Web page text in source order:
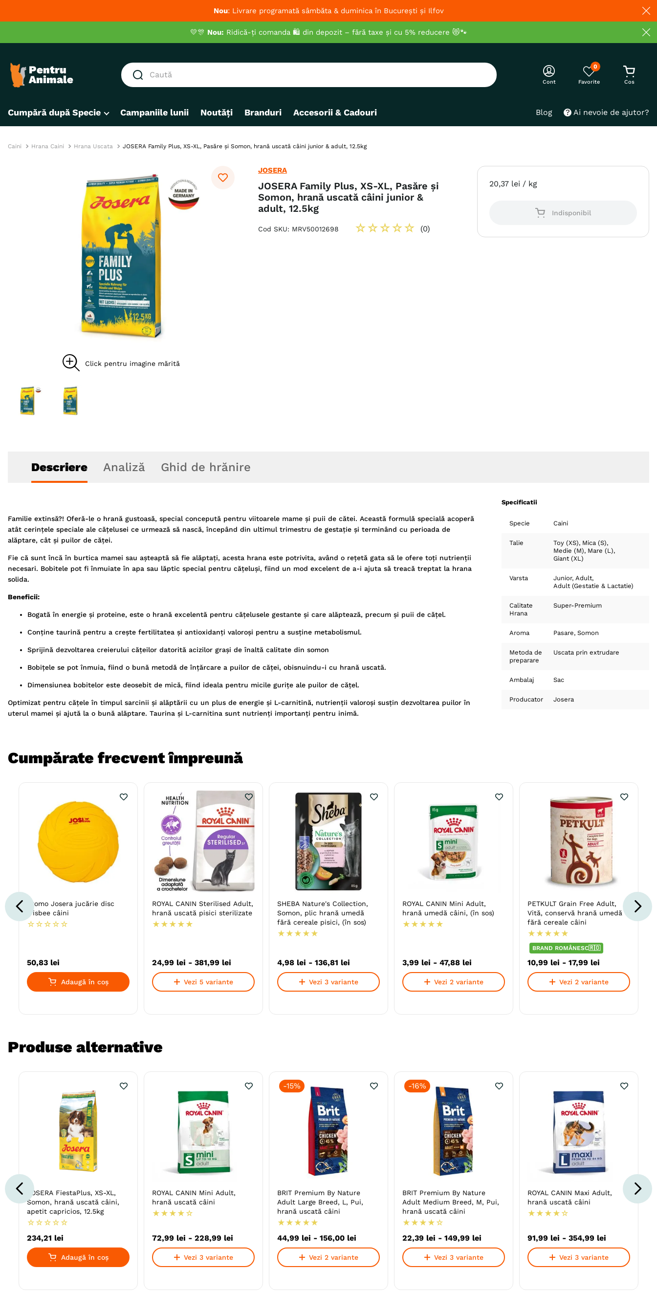
Nou: Livrare programată sâmbăta & duminica în București și Ilfov
💛🎊 Nou: Ridică-ți comanda 🛍️ din depozit – fără taxe și cu 5% reducere 😻🐾
Caută
1. hrana umeda pisici
3. hrana uscata pisici
5. brit
6. hrana uscata câini
hypoallergenic
8
acana
recompense caini
Cont
0
Cumpără după Specie Campaniile lunii Noutăți Branduri Accesorii & Cadouri Blog Ai nevoie de ajutor?
Caini Hrana Caini Hrana Uscata JOSERA Family Plus, XS-XL, Pasăre și Somon, hrană uscată câini junior & adult, 12.5kg
JOSERA
JOSERA Family Plus, XS-XL, Pasăre și
Somon, hrană uscată câini junior &
adult, 12.5kg
Cod SKU: MRV50012698 ☆☆☆☆☆ (0)
20,37 lei / kg
Indisponibil
Descriere Analiză Ghid de hrănire
Familie extinsă?! Oferă-le o hrană gustoasă, special concepută pentru viitoarele mame și puii de cătei. Această formulă specială acoperă
atât cerințele speciale ale cățelusei ce urmează să nască, începând din ultimul trimestru de gestație și terminând cu perioada de
alăptare, cât și puilor de căței.
Fie că sunt încă în burtica mamei sau așteaptă să fie alăptați, acesta hrana este potrivita, având o rețetă gata să le ofere toți nutrienții
necesari. Bobitele pot fi înmuiate în apa sau lăptic special pentru cățeluși, fiind un mod excelent de a-i ajuta să treacă treptat la hrana
solida.
Beneficii:
Bogată în energie și proteine, este o hrană excelentă pentru cățelusele gestante și care alăptează, precum și puii de cățel.
Conține taurină pentru a crește fertilitatea și antioxidanți valoroși pentru a susține metabolismul.
Sprijină dezvoltarea creierului cățeilor datorită acizilor grași de înaltă calitate din somon
Bobițele se pot înmuia, fiind o bună metodă de înțărcare a puilor de căței, obisnuindu-i cu hrană uscată.
Dimensiunea bobitelor este deosebit de mică, fiind ideala pentru micile gurițe ale puilor de cățel.
Optimizat pentru cățele în timpul sarcinii și alăptării cu un plus de energie și L-carnitină, nutrienții valoroși susțin dezvoltarea puilor în
uterul mamei și ajută la o bună alăptare. Taurina și L-carnitina sunt nutrienți importanți pentru inimă.
Specificatii
Specie Caini
Talie Toy (XS) Mica (S)
Medie (M) Mare (L)
Giant (XL)
Varsta Junior Adult
Adult (Gestatie & Lactatie)
Calitate
Hrana
Super-Premium
Aroma Pasare Somon
Metoda de
preparare
Uscata prin extrudare
Ambalaj Sac
Producator Josera
Cumpărate frecvent împreună
Promo Josera jucărie disc
frisbee câini
☆ ☆ ☆ ☆ ☆
50,83 lei
Adaugă în coș
ROYAL CANIN Sterilised Adult,
hrană uscată pisici sterilizate
★ ★ ★ ★ ★
24,99 lei - 381,99 lei
Vezi 5 variante
SHEBA Nature's Collection,
Somon, plic hrană umedă
fără cereale pisici, (în sos)
★ ★ ★ ★ ★
4,98 lei - 136,81 lei
Vezi 3 variante
ROYAL CANIN Mini Adult,
hrană umedă câini, (în sos)
★ ★ ★ ★ ★
3,99 lei - 47,88 lei
Vezi 2 variante
PETKULT Grain Free Adult,
Vită, conservă hrană umedă
fără cereale câini
★ ★ ★ ★ ★
BRAND ROMÂNESC🇷🇴
10,99 lei - 17,99 lei
Vezi 2 variante
Produse alternative
JOSERA FiestaPlus, XS-XL,
Somon, hrană uscată câini,
apetit capricios, 12.5kg
☆ ☆ ☆ ☆ ☆
234,21 lei
Adaugă în coș
ROYAL CANIN Mini Adult,
hrană uscată câini
★ ★ ★ ★ ☆
72,99 lei - 228,99 lei
Vezi 3 variante
-15%
BRIT Premium By Nature
Adult Large Breed, L, Pui,
hrană uscată câini
★ ★ ★ ★ ★
44,99 lei - 156,00 lei
Vezi 2 variante
-16%
BRIT Premium By Nature
Adult Medium Breed, M, Pui,
hrană uscată câini
★ ★ ★ ★ ☆
22,39 lei - 149,99 lei
Vezi 3 variante
ROYAL CANIN Maxi Adult,
hrană uscată câini
★ ★ ★ ★ ☆
91,99 lei - 354,99 lei
Vezi 3 variante